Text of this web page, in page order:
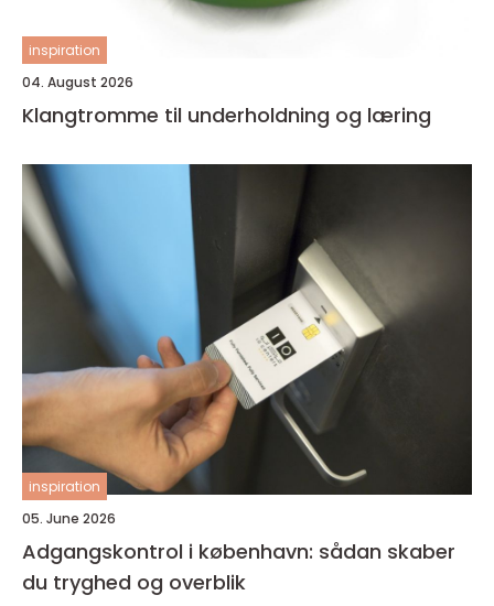
inspiration
04. August 2026
Klangtromme til underholdning og læring
inspiration
05. June 2026
Adgangskontrol i københavn: sådan skaber
du tryghed og overblik